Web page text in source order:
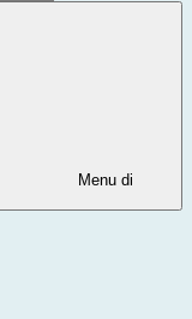
Menu di